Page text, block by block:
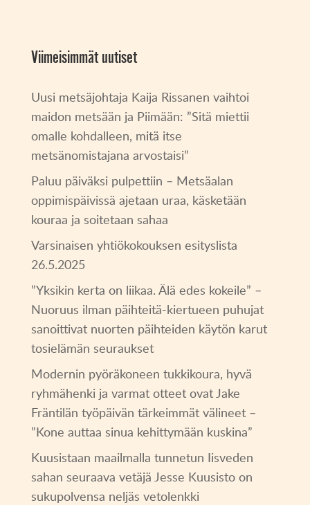
Viimeisimmät uutiset
Uusi metsäjohtaja Kaija Rissanen vaihtoi
maidon metsään ja Piimään: ”Sitä miettii
omalle kohdalleen, mitä itse
metsänomistajana arvostaisi”
Paluu päiväksi pulpettiin – Metsäalan
oppimispäivissä ajetaan uraa, käsketään
kouraa ja soitetaan sahaa
Varsinaisen yhtiökokouksen esityslista
26.5.2025
”Yksikin kerta on liikaa. Älä edes kokeile” –
Nuoruus ilman päihteitä-kiertueen puhujat
sanoittivat nuorten päihteiden käytön karut
tosielämän seuraukset
Modernin pyöräkoneen tukkikoura, hyvä
ryhmähenki ja varmat otteet ovat Jake
Fräntilän työpäivän tärkeimmät välineet –
”Kone auttaa sinua kehittymään kuskina”
Kuusistaan maailmalla tunnetun Iisveden
sahan seuraava vetäjä Jesse Kuusisto on
sukupolvensa neljäs vetolenkki